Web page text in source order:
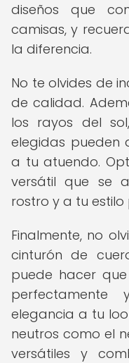
diseños que
camisas, y
la diferencia.
No te olvides de
de calidad.
los rayos del
elegidas pueden
a tu atuendo.
versátil que se
rostro y a tu estilo
Finalmente, no
cinturón de
puede hacer
elegancia a tu
neutros como el
versátiles y